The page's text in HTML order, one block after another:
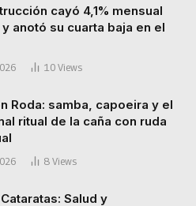
cayó 4,1% mensual
anotó su cuarta baja en el
10 Views
Roda: samba, capoeira y el
ritual de la caña con ruda
8 Views
Salud y